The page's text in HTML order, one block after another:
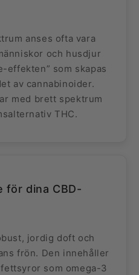
anses ofta vara
och husdjur
effekten” som skapas
av cannabinoider.
med brett spektrum
THC.
för dina CBD-
jordig doft och
frön. Den innehåller
som omega-3